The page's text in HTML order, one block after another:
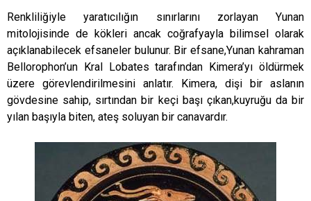
Renkliliğiyle yaratıcılığın sınırlarını zorlayan Yunan
mitolojisinde de kökleri ancak coğrafyayla bilimsel olarak
açıklanabilecek efsaneler bulunur. Bir efsane,Yunan kahraman
Bellorophon’un Kral Lobates tarafından Kimera’yı öldürmek
üzere görevlendirilmesini anlatır. Kimera, dişi bir aslanın
gövdesine sahip, sırtından bir keçi başı çıkan,kuyruğu da bir
yılan başıyla biten, ateş soluyan bir canavardır.